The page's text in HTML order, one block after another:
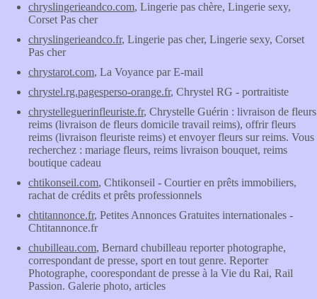
chryslingerieandco.com, Lingerie pas chère, Lingerie sexy,
Corset Pas cher
chryslingerieandco.fr, Lingerie pas cher, Lingerie sexy, Corset
Pas cher
chrystarot.com, La Voyance par E-mail
chrystel.rg.pagesperso-orange.fr, Chrystel RG - portraitiste
chrystelleguerinfleuriste.fr, Chrystelle Guérin : livraison de fleurs
reims (livraison de fleurs domicile travail reims), offrir fleurs
reims (livraison fleuriste reims) et envoyer fleurs sur reims. Vous
recherchez : mariage fleurs, reims livraison bouquet, reims
boutique cadeau
chtikonseil.com, Chtikonseil - Courtier en prêts immobiliers,
rachat de crédits et prêts professionnels
chtitannonce.fr, Petites Annonces Gratuites internationales -
Chtitannonce.fr
chubilleau.com, Bernard chubilleau reporter photographe,
correspondant de presse, sport en tout genre. Reporter
Photographe, coorespondant de presse à la Vie du Rai, Rail
Passion. Galerie photo, articles